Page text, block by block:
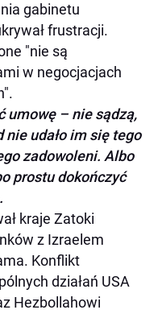
gabinetu
frustracji.
"nie są
w negocjacjach
umowę – nie sądzą,
udało im się tego
zadowoleni. Albo
prostu dokończyć
kraje Zatoki
z Izraelem
Konflikt
działań USA
Hezbollahowi